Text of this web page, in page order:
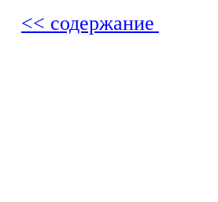
<< содержание